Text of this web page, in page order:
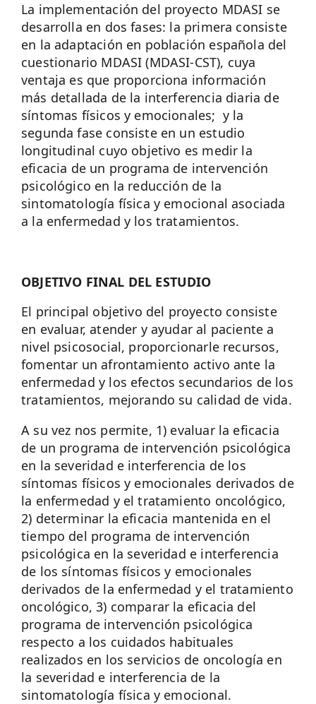
La implementación del proyecto MDASI se
desarrolla en dos fases: la primera consiste
en la adaptación en población española del
cuestionario MDASI (MDASI-CST), cuya
ventaja es que proporciona información
más detallada de la interferencia diaria de
síntomas físicos y emocionales; y la
segunda fase consiste en un estudio
longitudinal cuyo objetivo es medir la
eficacia de un programa de intervención
psicológico en la reducción de la
sintomatología física y emocional asociada
a la enfermedad y los tratamientos.
OBJETIVO FINAL DEL ESTUDIO
El principal objetivo del proyecto consiste
en evaluar, atender y ayudar al paciente a
nivel psicosocial, proporcionarle recursos,
fomentar un afrontamiento activo ante la
enfermedad y los efectos secundarios de los
tratamientos, mejorando su calidad de vida.
A su vez nos permite, 1) evaluar la eficacia
de un programa de intervención psicológica
en la severidad e interferencia de los
síntomas físicos y emocionales derivados de
la enfermedad y el tratamiento oncológico,
2) determinar la eficacia mantenida en el
tiempo del programa de intervención
psicológica en la severidad e interferencia
de los síntomas físicos y emocionales
derivados de la enfermedad y el tratamiento
oncológico, 3) comparar la eficacia del
programa de intervención psicológica
respecto a los cuidados habituales
realizados en los servicios de oncología en
la severidad e interferencia de la
sintomatología física y emocional.